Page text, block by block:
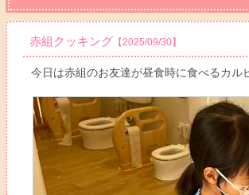
赤組クッキング 【2025/09/30】
今日は赤組のお友達が昼食時に食べるカル